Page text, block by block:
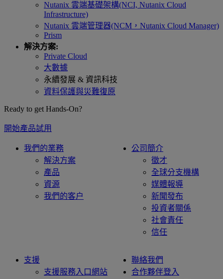
Nutanix 雲端基礎架構(NCI, Nutanix Cloud
Infrastructure)
Nutanix 雲端管理器(NCM，Nutanix Cloud Manager)
Prism
解決方案:
Private Cloud
大數據
永續發展 & 資訊科技
資料保護與災難復原
Ready to get Hands-On?
開始產品試用
我們的業務
解決方案
產品
資源
我們的客户
公司簡介
徵才
全球分支機構
媒體報導
新聞發布
投資者關係
社會責任
信任
支援
支援服務入口網站
聯絡我們
合作夥伴登入